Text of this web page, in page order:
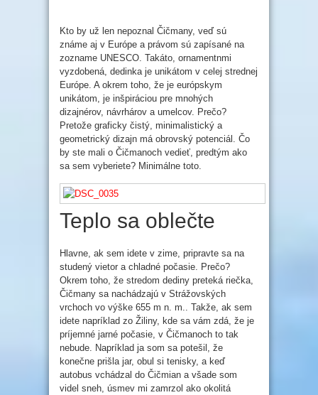
Kto by už len nepoznal Čičmany, veď sú
známe aj v Európe a právom sú zapísané na
zozname UNESCO. Takáto, ornamentnmi
vyzdobená, dedinka je unikátom v celej strednej
Európe. A okrem toho, že je európskym
unikátom, je inšpiráciou pre mnohých
dizajnérov, návrhárov a umelcov. Prečo?
Pretože graficky čistý, minimalistický a
geometrický dizajn má obrovský potenciál. Čo
by ste mali o Čičmanoch vedieť, predtým ako
sa sem vyberiete? Minimálne toto.
Teplo sa oblečte
Hlavne, ak sem idete v zime, pripravte sa na
studený vietor a chladné počasie. Prečo?
Okrem toho, že stredom dediny preteká riečka,
Čičmany sa nachádzajú v Strážovských
vrchoch vo výške 655 m n. m.. Takže, ak sem
idete napríklad zo Žiliny, kde sa vám zdá, že je
príjemné jarné počasie, v Čičmanoch to tak
nebude. Napríklad ja som sa potešil, že
konečne prišla jar, obul si tenisky, a keď
autobus vchádzal do Čičmian a všade som
videl sneh, úsmev mi zamrzol ako okolitá